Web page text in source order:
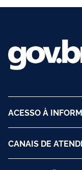
ACESSO À
CANAIS DE